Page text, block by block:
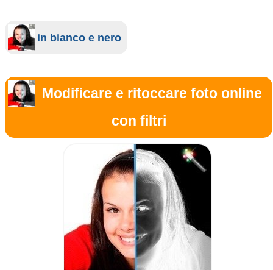
in bianco e nero
Modificare e ritoccare foto online
con filtri